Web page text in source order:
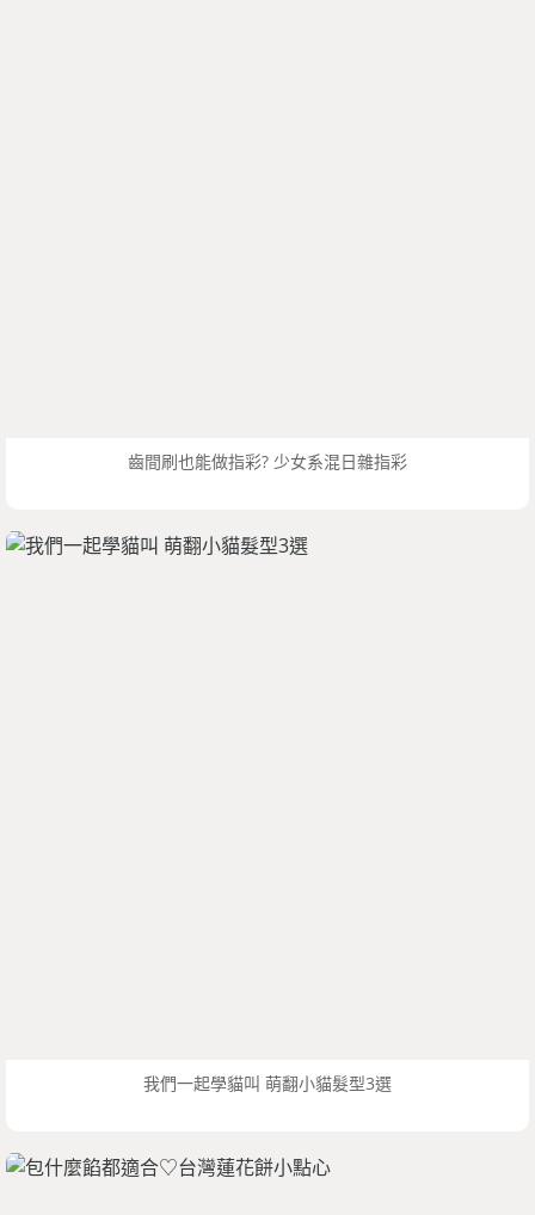
齒間刷也能做指彩? 少女系混日雜指彩
我們一起學貓叫 萌翻小貓髮型3選